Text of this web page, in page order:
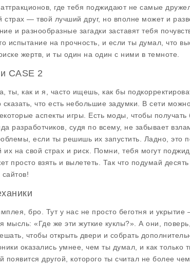
где тебя поджидают не самые
— твой лучший друг, но вполне может и
и разнообразные загадки заставят тебя
испытание на прочность, и если ты думал, что
жертв, и ты один на один с ними в темноте.
CASE 2
ты, как и я, часто ищешь, как бы
что есть небольшие задумки. В сети
аспекты игры. Есть моды, чтобы
разработчиков, судя по всему, не забывает
если ты решишь их запустить. Ладно, это
на свой страх и риск. Помни, тебя могут
просто взять и вылететь. Так что подумай
бро. Тут у нас не просто беготня и
«Где же эти жуткие куклы?». А они,
чтобы открыть двери и собрать
оказались умнее, чем ты думал, и как только
появится другой, которого ты считал не более